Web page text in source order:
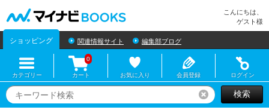
こんにちは、
ゲスト様
ショッピング 関連情報サイト 編集部ブログ
カテゴリー カート
0
お気に入り 会員登録 ログイン
リセット検索